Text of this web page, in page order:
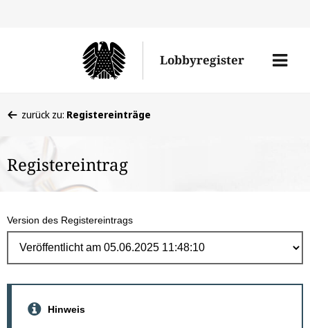
Lobbyregister
Menü
befinden
hier:
zurück zu: Registereinträge
Registereintrag
Version des Registereintrags
Hinweis